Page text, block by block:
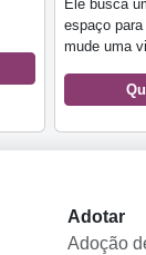
Ele busca
espaço
mude uma
Adotar
Adoção